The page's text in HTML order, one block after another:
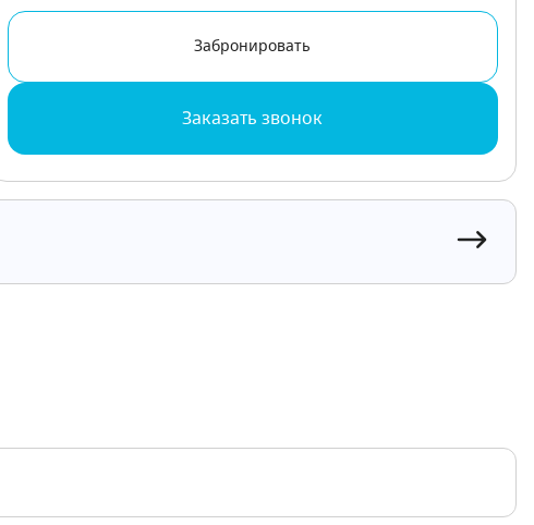
Забронировать
Заказать звонок